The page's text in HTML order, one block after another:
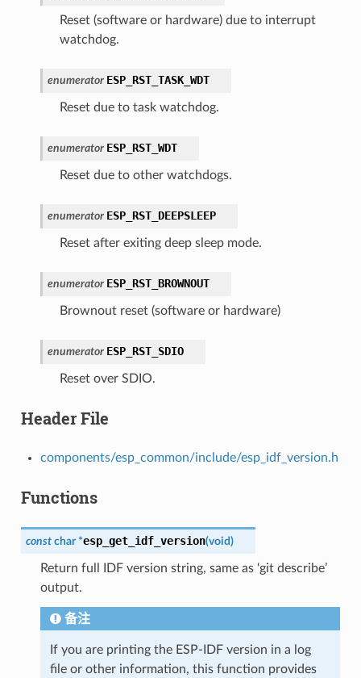
Reset (software or hardware) due to interrupt
watchdog.
enumerator ESP_RST_TASK_WDT
Reset due to task watchdog.
enumerator ESP_RST_WDT
Reset due to other watchdogs.
enumerator ESP_RST_DEEPSLEEP
Reset after exiting deep sleep mode.
enumerator ESP_RST_BROWNOUT
Brownout reset (software or hardware)
enumerator ESP_RST_SDIO
Reset over SDIO.
Header File
components/esp_common/include/esp_idf_version.h
Functions
const char *esp_get_idf_version(void)
Return full IDF version string, same as ‘git describe’
output.
备注
If you are printing the ESP-IDF version in a log
file or other information, this function provides